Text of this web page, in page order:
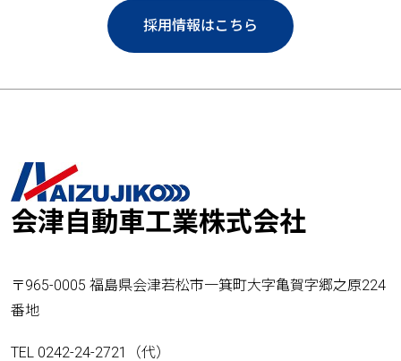
採用情報はこちら
会津自動車工業株式会社
〒965-0005 福島県会津若松市一箕町大字亀賀字郷之原224
番地
TEL 0242-24-2721（代）